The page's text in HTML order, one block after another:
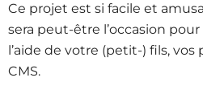
Ce projet est si facile et
sera peut-être l’occasion
l’aide de votre (petit-) fils,
CMS.